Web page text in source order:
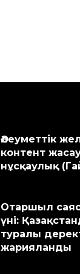
Әлеуметтік
контент
нұсқаулық
Отаршыл
үні:
туралы
жарияланды